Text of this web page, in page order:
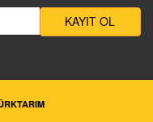
KAYIT OL